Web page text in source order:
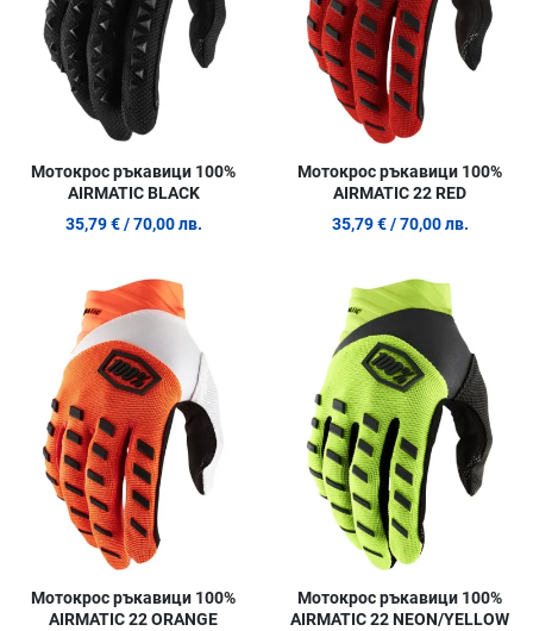
Мотокрос ръкавици 100%
AIRMATIC BLACK
35,79 € / 70,00 лв.
Мотокрос ръкавици 100%
AIRMATIC 22 RED
35,79 € / 70,00 лв.
Добави в любими
Сравни продукт
Quick View
Мотокрос ръкавици 100%
AIRMATIC 22 ORANGE
Мотокрос ръкавици 100%
AIRMATIC 22 NEON/YELLOW